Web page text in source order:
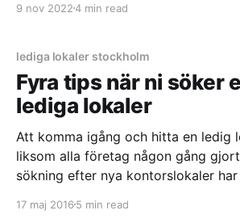
Kontoret är den kostnadspost som
kostar ert kontor?” får man oftast ett
9 nov 20224 min read
lediga lokaler stockholm
Fyra tips när ni söker
lediga lokaler
Att komma igång och hitta en ledig lokal
liksom alla företag någon gång
sökning efter nya kontorslokaler
vara för min nya lokal? Det finns en uppsjö olika
17 maj 2016 5 min read